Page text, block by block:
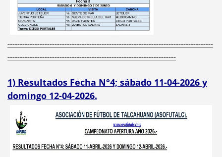
-----------------------------------------------------------------------------------
--------------------------------------------------------------------
1) Resultados Fecha N°4; sábado 11-04-2026 y
domingo 12-04-2026.